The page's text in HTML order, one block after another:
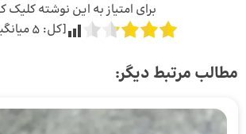
برای امتیاز به این نوشته کلیک
[کل: 5
مطالب مرتبط دیگر: